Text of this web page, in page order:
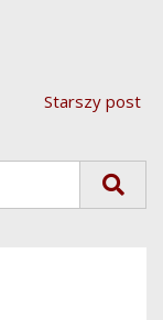
Starszy post